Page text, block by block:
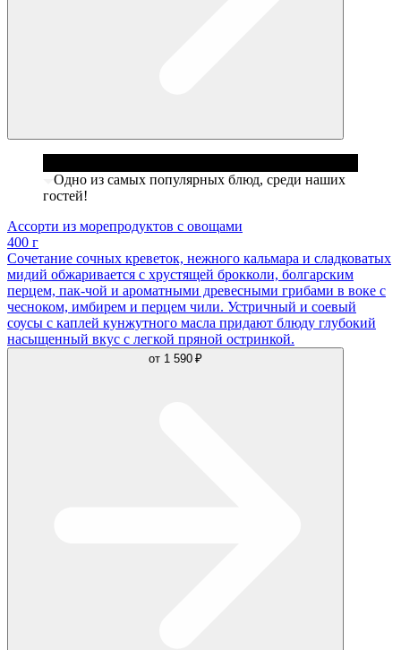
Одно из самых популярных блюд, среди наших
гостей!
Ассорти из морепродуктов с овощами
400 г
Сочетание сочных креветок, нежного кальмара и сладковатых
мидий обжаривается с хрустящей брокколи, болгарским
перцем, пак-чой и ароматными древесными грибами в воке с
чесноком, имбирем и перцем чили. Устричный и соевый
соусы с каплей кунжутного масла придают блюду глубокий
насыщенный вкус с легкой пряной остринкой.
от 1 590 ₽